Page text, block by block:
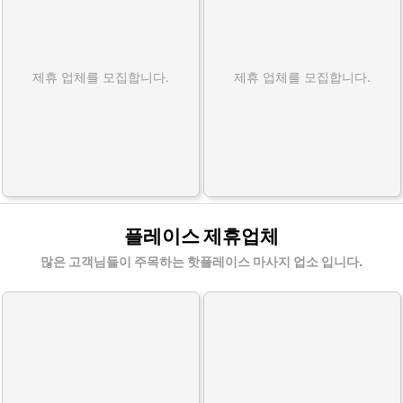
제휴 업체를 모집합니다. 제휴 업체를 모집합니다.
플레이스 제휴업체
많은 고객님들이 주목하는 핫플레이스 마사지 업소 입니다.